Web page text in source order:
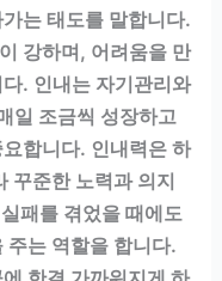
는 태도를 말합니다.
강하며, 어려움을 만
. 인내는 자기관리와
일 조금씩 성장하고
합니다. 인내력은 하
꾸준한 노력과 의지
패를 겪었을 때에도
주는 역할을 합니다.